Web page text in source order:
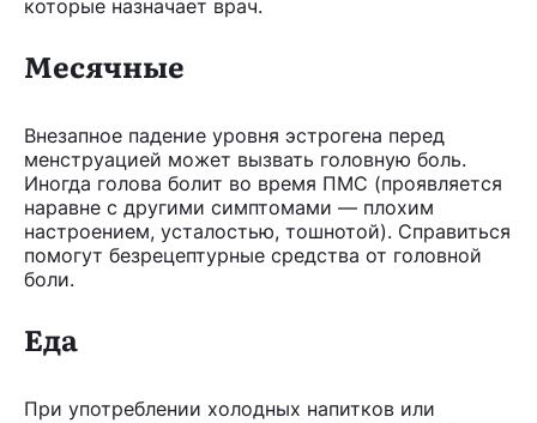
которые назначает врач.
Месячные
Внезапное падение уровня эстрогена перед
менструацией может вызвать головную боль.
Иногда голова болит во время ПМС (проявляется
наравне с другими симптомами — плохим
настроением, усталостью, тошнотой). Справиться
помогут безрецептурные средства от головной
боли.
Еда
При употреблении холодных напитков или